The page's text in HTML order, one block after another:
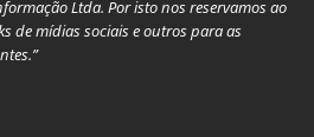
Ltda. Por isto nos reservamos ao
de mídias sociais e outros para as